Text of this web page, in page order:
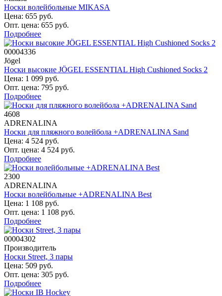
Носки волейбольные MIKASA
Цена: 655 руб.
Опт. цена: 655 руб.
Подробнее
00004336
Jögel
Носки высокие JÖGEL ESSENTIAL High Cushioned Socks 2
Цена: 1 099 руб.
Опт. цена: 795 руб.
Подробнее
4608
ADRENALINA
Носки для пляжного волейбола +ADRENALINA Sand
Цена: 4 524 руб.
Опт. цена: 4 524 руб.
Подробнее
2300
ADRENALINA
Носки волейбольные +ADRENALINA Best
Цена: 1 108 руб.
Опт. цена: 1 108 руб.
Подробнее
00004302
Производитель
Носки Street, 3 пары
Цена: 509 руб.
Опт. цена: 305 руб.
Подробнее